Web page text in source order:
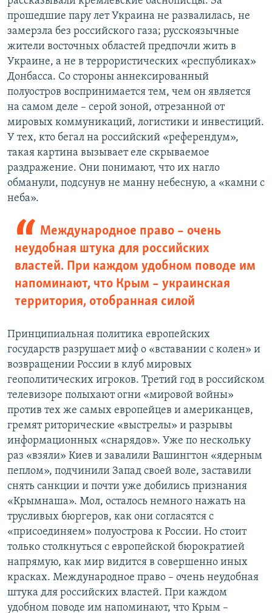
прошедшие пару лет Украина не развалилась, не
замерзла без российского газа; русскоязычные
жители восточных областей предпочли жить в
Украине, а не в террористических «республиках»
Донбасса. Со стороны аннексированный
полуостров воспринимается тем, чем он является
на самом деле – серой зоной, отрезанной от
мировых коммуникаций, логистики и инвестиций.
У тех, кто бегал на российский «референдум»,
такая картина вызывает еле скрываемое
раздражение. Они понимают, что их нагло
обманули, подсунув не манну небесную, а «камни с
неба».
Международное право – очень
неудобная штука для российских
властей. При каждом удобном поводе им
напоминают, что Крым – украинская
территория, отобранная силой
Принципиальная политика европейских
государств разрушает миф о «вставании с колен» и
возвращении России в клуб мировых
геополитических игроков. Третий год в российском
телевизоре полыхают огни «мировой войны»
против тех же самых европейцев и американцев,
гремят риторические «выстрелы» и разрывы
информационных «снарядов». Уже по нескольку
раз «взяли» Киев и завалили Вашингтон «ядерным
пеплом», подчинили Запад своей воле, заставили
снять санкции и почти уже добились признания
«Крымнаша». Мол, осталось немного нажать на
трусливых бюргеров, как они согласятся с
«присоединяем» полуострова к России. Но стоит
только столкнуться с европейской бюрократией
напрямую, как мир видится в совершенно иных
красках. Международное право – очень неудобная
штука для российских властей. При каждом
удобном поводе им напоминают, что Крым –